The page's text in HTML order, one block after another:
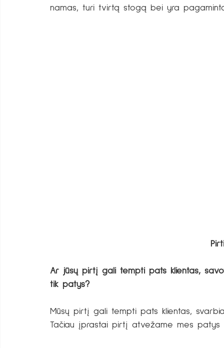
namas, turi tvirtą stogą bei yra
Ar jūsų pirtį gali tempti pats klientas,
tik patys?
Mūsų pirtį gali tempti pats klientas,
Tačiau įprastai pirtį atvežame mes patys